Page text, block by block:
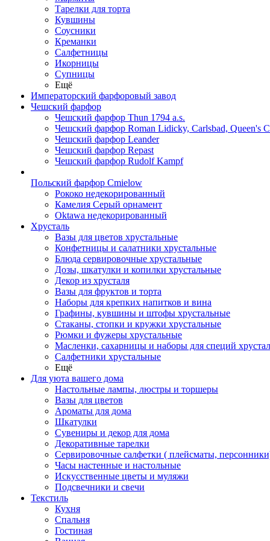
Тарелки для торта
Кувшины
Соусники
Креманки
Салфетницы
Икорницы
Супницы
Ещё
Императорский фарфоровый завод
Чешский фарфор
Чешский фарфор Thun 1794 a.s.
Чешский фарфор Roman Lidicky, Carlsbad, Queen's
Чешский фарфор Leander
Чешский фарфор Repast
Чешский фарфор Rudolf Kampf
Польский фарфор Сmielow
Рококо недекорированный
Камелия Серый орнамент
Oktawa недекорированный
Хрусталь
Вазы для цветов хрустальные
Конфетницы и салатники хрустальные
Блюда сервировочные хрустальные
Дозы, шкатулки и копилки хрустальные
Декор из хрусталя
Вазы для фруктов и торта
Наборы для крепких напитков и вина
Графины, кувшины и штофы хрустальные
Стаканы, стопки и кружки хрустальные
Рюмки и фужеры хрустальные
Масленки, сахарницы и наборы для специй
Салфетники хрустальные
Ещё
Для уюта вашего дома
Настольные лампы, люстры и торшеры
Вазы для цветов
Ароматы для дома
Шкатулки
Сувениры и декор для дома
Декоративные тарелки
Сервировочные салфетки ( плейсматы,
Часы настенные и настольные
Искусственные цветы и муляжи
Подсвечники и свечи
Текстиль
Кухня
Спальня
Гостиная